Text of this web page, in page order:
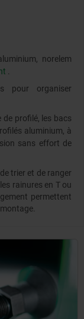
norelem
pour organiser
profilé, les bacs
aluminium, à
sans effort de
trier et de ranger
rainures en T ou
permettent